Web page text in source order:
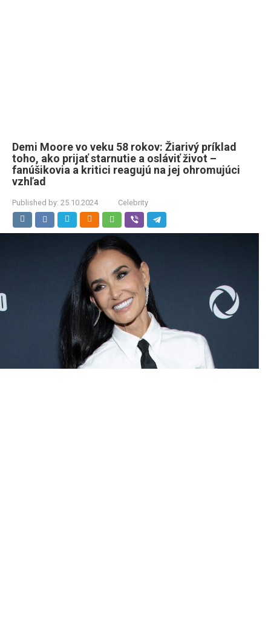
Demi Moore vo veku 58 rokov: Žiarivý príklad
toho, ako prijať starnutie a osláviť život –
fanúšikovia a kritici reagujú na jej ohromujúci
vzhľad
Published by: 25.10.2024 Celebrity